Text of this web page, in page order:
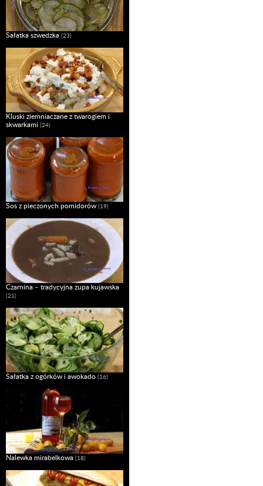
Sałatka szwedzka (23)
Kluski ziemniaczane z twarogiem i
skwarkami (24)
Sos z pieczonych pomidorów (19)
Czarnina – tradycyjna zupa kujawska
(21)
Sałatka z ogórków i awokado (16)
Nalewka mirabelkowa (18)